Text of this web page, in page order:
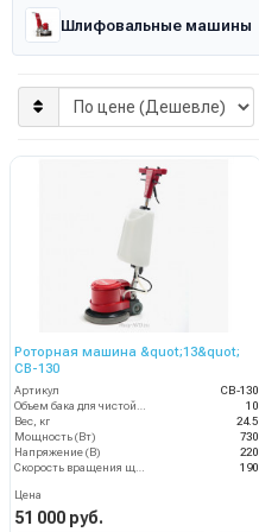
Шлифовальные машины
Роторная машина &quot;13&quot;
CB-130
Артикул
CB-130
10
Вес, кг
24.5
Мощность (Вт)
730
Напряжение (В)
220
190
Цена
51 000 руб.